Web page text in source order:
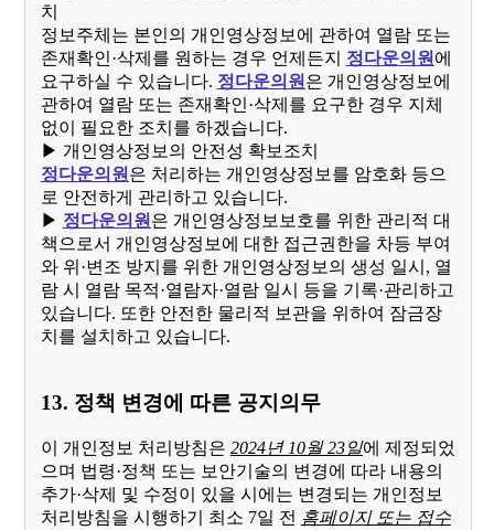
치
정보주체는 본인의 개인영상정보에 관하여 열람 또는
존재확인·삭제를 원하는 경우 언제든지 정다운의원에
요구하실 수 있습니다. 정다운의원은 개인영상정보에
관하여 열람 또는 존재확인·삭제를 요구한 경우 지체
없이 필요한 조치를 하겠습니다.
▶ 개인영상정보의 안전성 확보조치
정다운의원은 처리하는 개인영상정보를 암호화 등으
로 안전하게 관리하고 있습니다.
▶ 정다운의원은 개인영상정보보호를 위한 관리적 대
책으로서 개인영상정보에 대한 접근권한을 차등 부여
와 위·변조 방지를 위한 개인영상정보의 생성 일시, 열
람 시 열람 목적·열람자·열람 일시 등을 기록·관리하고
있습니다. 또한 안전한 물리적 보관을 위하여 잠금장
치를 설치하고 있습니다.
13. 정책 변경에 따른 공지의무
이 개인정보 처리방침은 2024년 10월 23일에 제정되었
으며 법령·정책 또는 보안기술의 변경에 따라 내용의
추가·삭제 및 수정이 있을 시에는 변경되는 개인정보
처리방침을 시행하기 최소 7일 전 홈페이지 또는 접수